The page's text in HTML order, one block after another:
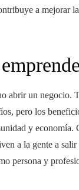
a mejorar
abrir un negocio.
pero los
y
a la gente a
persona y